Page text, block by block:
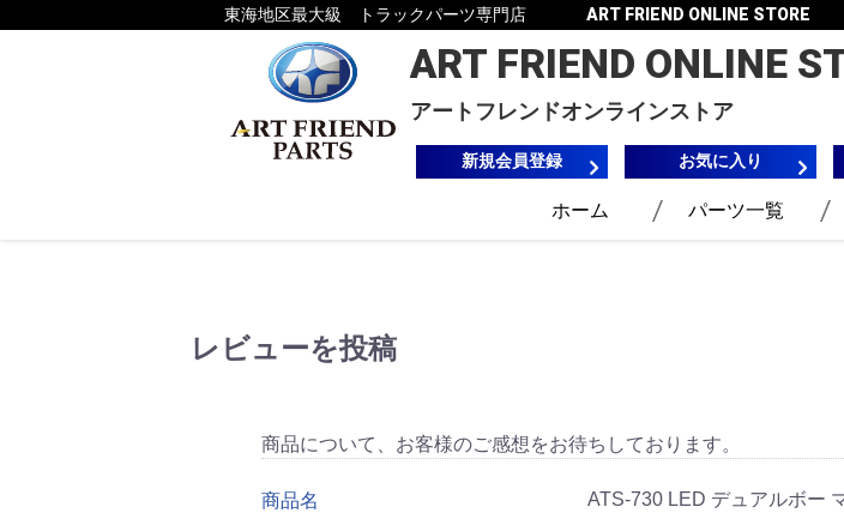
東海地区最大級 トラックパーツ専門店 ART FRIEND ONLINE STORE
ART FRIEND ONLINE
アートフレンドオンラインストア
新規会員登録 お気に入り
ホーム パーツ一覧
レビューを投稿
商品について、お客様のご感想をお待ちしております。
商品名 ATS-730 LED デュアルボー